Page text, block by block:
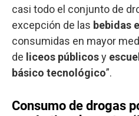
casi todo el conjunto de
excepción de las bebidas
consumidas en mayor
de liceos públicosy
básico tecnológico”.